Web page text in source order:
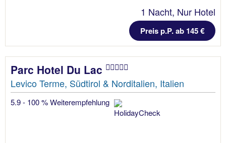
1 Nacht, Nur Hotel
Preis p.P. ab 145 €
Parc Hotel Du Lac
Levico Terme, Südtirol & Norditalien, Italien
5.9 - 100 % Weiterempfehlung